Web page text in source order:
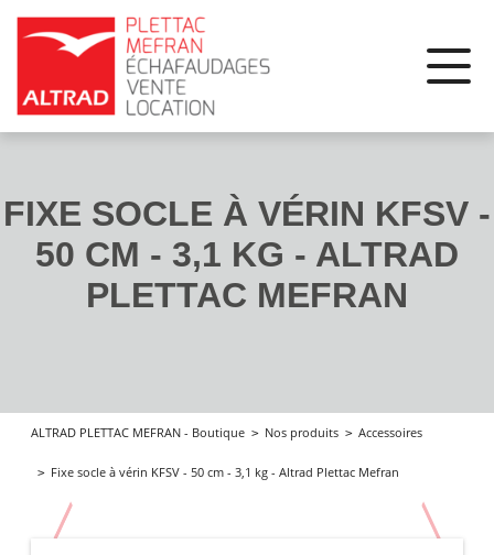
FIXE SOCLE À VÉRIN KFSV -
50 CM - 3,1 KG - ALTRAD
PLETTAC MEFRAN
ALTRAD PLETTAC MEFRAN - Boutique Nos produits Accessoires
Fixe socle à vérin KFSV - 50 cm - 3,1 kg - Altrad Plettac Mefran
Panneau de gestion des cookies